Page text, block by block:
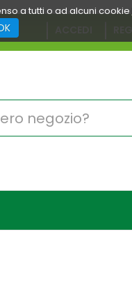
a tutti o ad alcuni cookie